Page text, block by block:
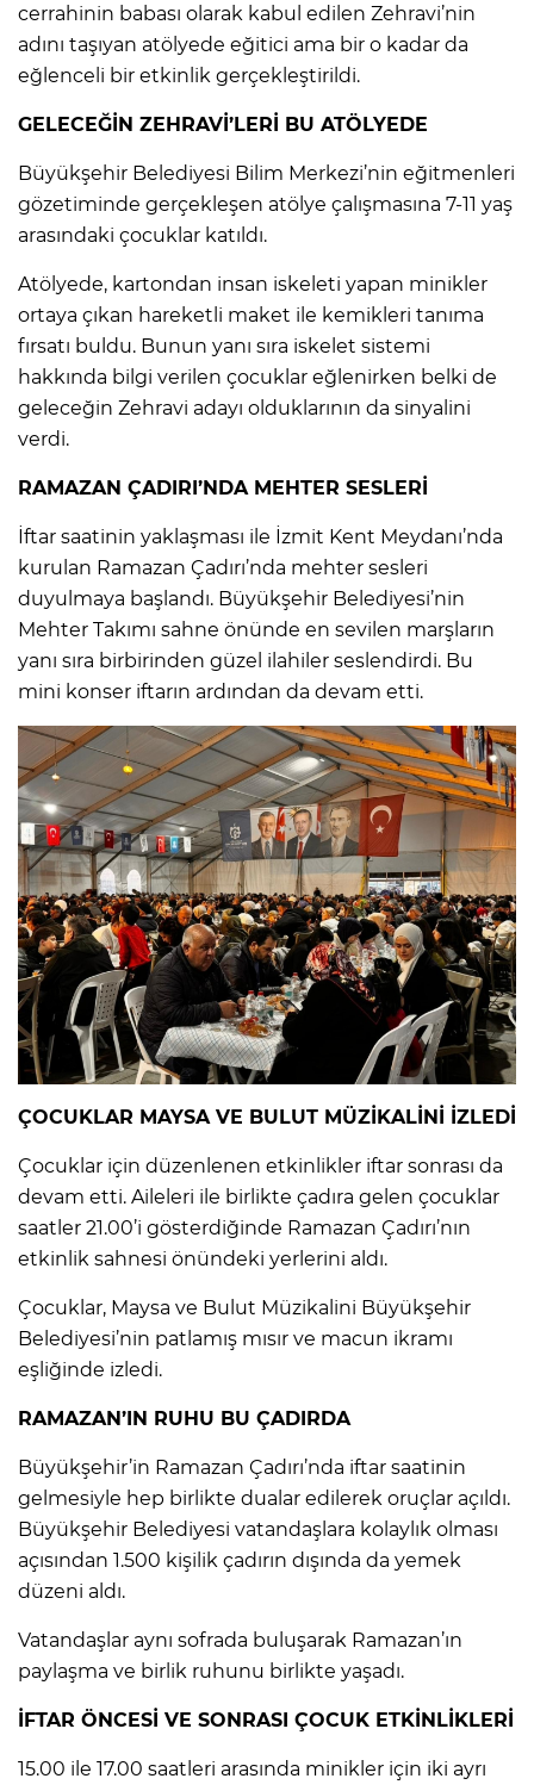
cerrahinin babası olarak kabul edilen Zehravi’nin
adını taşıyan atölyede eğitici ama bir o kadar da
eğlenceli bir etkinlik gerçekleştirildi.
GELECEĞİN ZEHRAVİ’LERİ BU ATÖLYEDE
Büyükşehir Belediyesi Bilim Merkezi’nin eğitmenleri
gözetiminde gerçekleşen atölye çalışmasına 7-11 yaş
arasındaki çocuklar katıldı.
Atölyede, kartondan insan iskeleti yapan minikler
ortaya çıkan hareketli maket ile kemikleri tanıma
fırsatı buldu. Bunun yanı sıra iskelet sistemi
hakkında bilgi verilen çocuklar eğlenirken belki de
geleceğin Zehravi adayı olduklarının da sinyalini
verdi.
RAMAZAN ÇADIRI’NDA MEHTER SESLERİ
İftar saatinin yaklaşması ile İzmit Kent Meydanı’nda
kurulan Ramazan Çadırı’nda mehter sesleri
duyulmaya başlandı. Büyükşehir Belediyesi’nin
Mehter Takımı sahne önünde en sevilen marşların
yanı sıra birbirinden güzel ilahiler seslendirdi. Bu
mini konser iftarın ardından da devam etti.
ÇOCUKLAR MAYSA VE BULUT MÜZİKALİNİ İZLEDİ
Çocuklar için düzenlenen etkinlikler iftar sonrası da
devam etti. Aileleri ile birlikte çadıra gelen çocuklar
saatler 21.00’i gösterdiğinde Ramazan Çadırı’nın
etkinlik sahnesi önündeki yerlerini aldı.
Çocuklar, Maysa ve Bulut Müzikalini Büyükşehir
Belediyesi’nin patlamış mısır ve macun ikramı
eşliğinde izledi.
RAMAZAN’IN RUHU BU ÇADIRDA
Büyükşehir’in Ramazan Çadırı’nda iftar saatinin
gelmesiyle hep birlikte dualar edilerek oruçlar açıldı.
Büyükşehir Belediyesi vatandaşlara kolaylık olması
açısından 1.500 kişilik çadırın dışında da yemek
düzeni aldı.
Vatandaşlar aynı sofrada buluşarak Ramazan’ın
paylaşma ve birlik ruhunu birlikte yaşadı.
İFTAR ÖNCESİ VE SONRASI ÇOCUK ETKİNLİKLERİ
15.00 ile 17.00 saatleri arasında minikler için iki ayrı